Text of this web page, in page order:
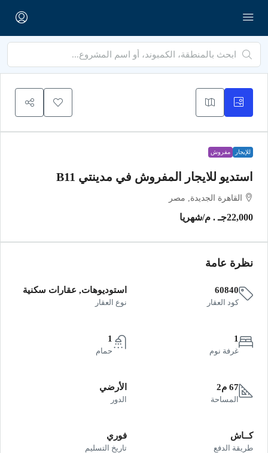
للإيجار مفروش
استديو للايجار المفروش في مدينتي B11
القاهرة الجديدة, مصر
22,000جـ . م /شهريا
نظرة عامة
60840
كود العقار
استوديوهات, عقارات سكنية
نوع العقار
1
غرفة نوم
1
حمام
67 م2
المساحة
الأرضي
الدور
كــاش
طريقة الدفع
فوري
تاريخ التسليم